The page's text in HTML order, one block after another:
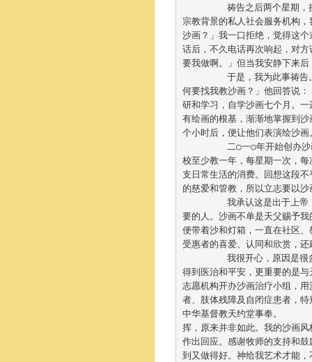
祷告之后两个星期
宗教背景的私人社会服务机构，
沙画？」我一口拒绝，觉得这
话后，不久电话再次响起，对
要我做啊。」但当我安静下来
于是，我为此事祷
何要找我教沙画？」他回答说：
研和学习， 自学沙画七个月。
有绘画的根基，渐渐地掌握到
个小时后，便让他们表演绘沙画
二○一○年开始创办
校至少教一年，每星期一次，
支日常生活的消费。
回想这段
的慈爱和管教， 所以立志要以
我承认这是出于上
要的人。沙画不单是天父赐予
便带着沙和灯箱，一直在社区
受惠者的喜爱、认同和欣赏，
我很开心，原因是
得到医治和平安，更重要的是
志愿机构开办沙画治疗小组， 用
者、肢体残障及自闭症患者，特
挥，原来并非如此。我的沙画风
作出回应。感谢牧师的支持和
到又做得好。神给我艺术才能